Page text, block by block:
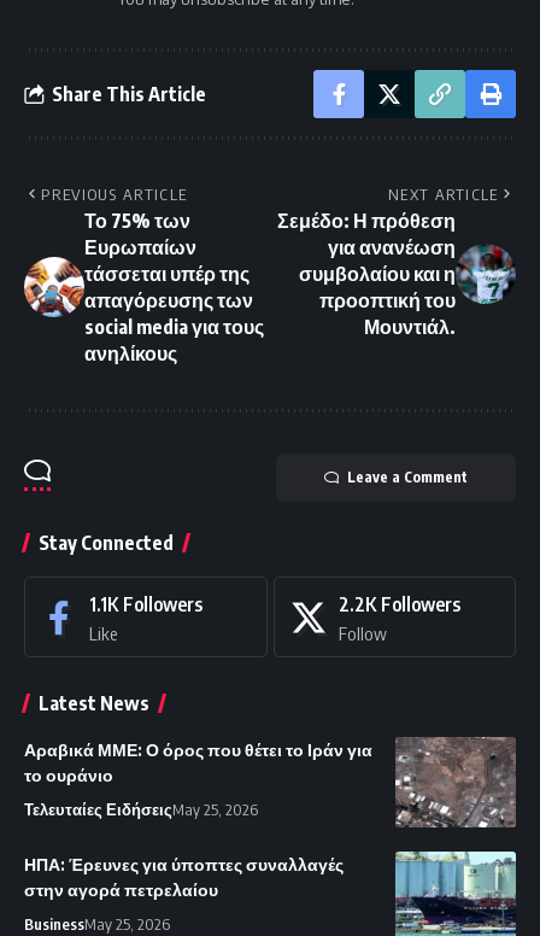
Share This Article
PREVIOUS ARTICLE
Το 75% των
Ευρωπαίων
τάσσεται υπέρ της
απαγόρευσης των
social media για τους
ανηλίκους
NEXT ARTICLE
Σεμέδο: Η πρόθεση
για ανανέωση
συμβολαίου και η
προοπτική του
Μουντιάλ.
Leave a Comment
Stay Connected
1.1K Followers
Like
2.2K Followers
Follow
Latest News
Αραβικά ΜΜΕ: Ο όρος που θέτει το Ιράν για
το ουράνιο
Τελευταίες ΕιδήσειςMay 25, 2026
ΗΠΑ: Έρευνες για ύποπτες συναλλαγές
στην αγορά πετρελαίου
BusinessMay 25, 2026